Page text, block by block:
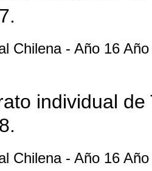
Chilena - Año 16
individual
Chilena - Año 16